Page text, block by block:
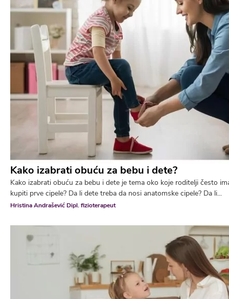
Kako izabrati obuću za bebu i dete?
Kako izabrati obuću za bebu i dete je tema oko koje roditelji često
kupiti prve cipele? Da li dete treba da nosi anatomske cipele? Da li...
Hristina Andrašević Dipl. fizioterapeut